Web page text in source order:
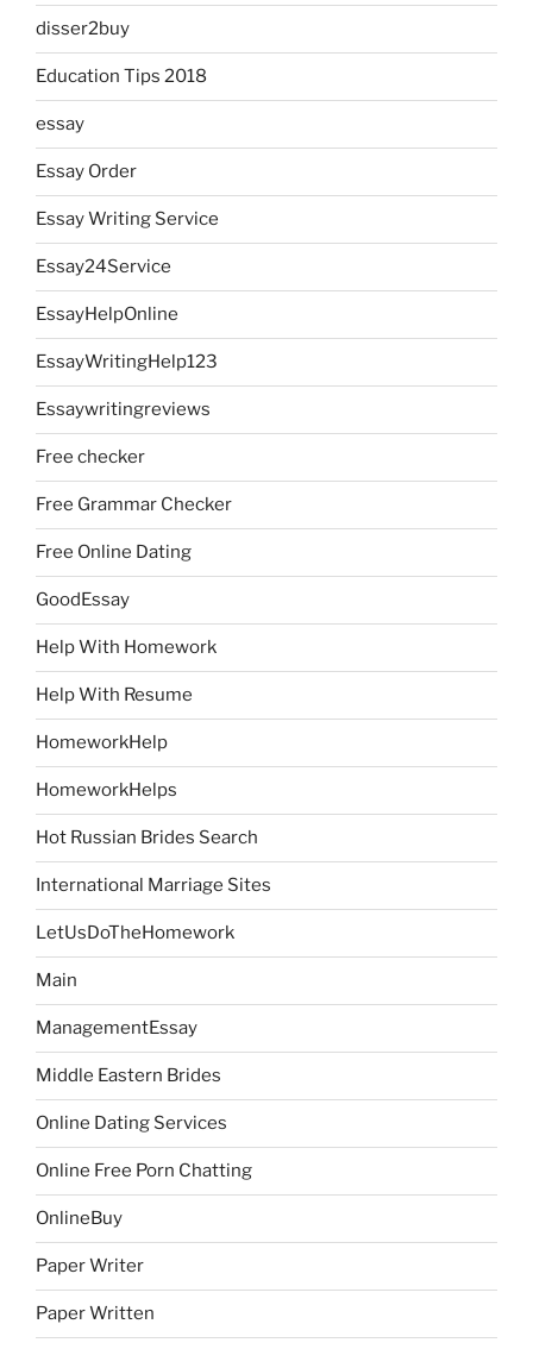
disser2buy
Education Tips 2018
essay
Essay Order
Essay Writing Service
Essay24Service
EssayHelpOnline
EssayWritingHelp123
Essaywritingreviews
Free checker
Free Grammar Checker
Free Online Dating
GoodEssay
Help With Homework
Help With Resume
HomeworkHelp
HomeworkHelps
Hot Russian Brides Search
International Marriage Sites
LetUsDoTheHomework
Main
ManagementEssay
Middle Eastern Brides
Online Dating Services
Online Free Porn Chatting
OnlineBuy
Paper Writer
Paper Written